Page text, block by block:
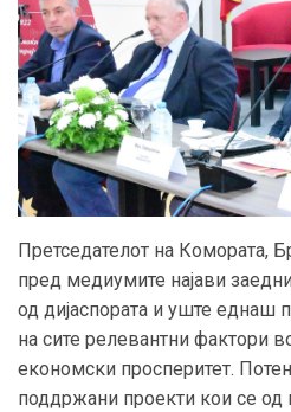
Претседателот на Комората,
пред медиумите најави
од дијаспората и уште еднаш
на сите релевантни фактори
економски просперитет.
поддржани проекти кои се од